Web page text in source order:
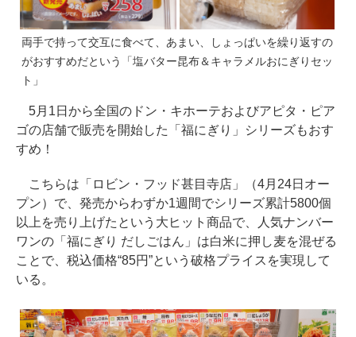
両手で持って交互に食べて、あまい、しょっぱいを繰り返すの
がおすすめだという「塩バター昆布＆キャラメルおにぎりセッ
ト」
5月1日から全国のドン・キホーテおよびアピタ・ピア
ゴの店舗で販売を開始した「福にぎり」シリーズもおす
すめ！
こちらは「ロビン・フッド甚目寺店」（4月24日オー
プン）で、発売からわずか1週間でシリーズ累計5800個
以上を売り上げたという大ヒット商品で、人気ナンバー
ワンの「福にぎり だしごはん」は白米に押し麦を混ぜる
ことで、税込価格“85円”という破格プライスを実現して
いる。